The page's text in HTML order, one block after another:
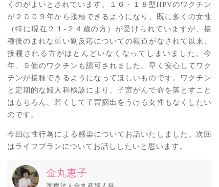
くのがよいとされています。１６・１８型HPVのワクチン
が２００９年から接種できるようになり、既に多くの女性
（特に現在２１-２４歳の方）が受けられていますが、接
種後のまれな重い副反応についての報道がなされて以来、
接種される方がほとんどいなくなってしまいました。今
年、９価のワクチンも認可されました。早く安心してワク
チンが接種できるようになってほしいものです。ワクチン
と定期的な婦人科検診により、子宮がんで命を落とすこと
はもちろん、若くして子宮摘出をうける女性もなくしたい
のです。
今回は性行為による感染についてお話いたしました。次回
はライフプランについてお話ししたいと思います。
金丸恵子